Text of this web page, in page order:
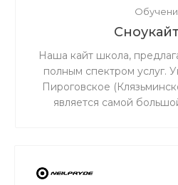
Наша кайт школа,
полным спектром услуг.
Пироговское
является самой
льду мокро или нет